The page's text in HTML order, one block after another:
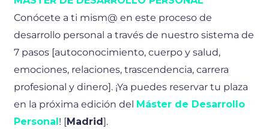
Conócete a ti mism@ en este proceso de
desarrollo personal a través de nuestro sistema de
7 pasos [autoconocimiento, cuerpo y salud,
emociones, relaciones, trascendencia, carrera
profesional y dinero]. ¡Ya puedes reservar tu plaza
en la próxima edición del Máster de Desarrollo
Personal! [Madrid].